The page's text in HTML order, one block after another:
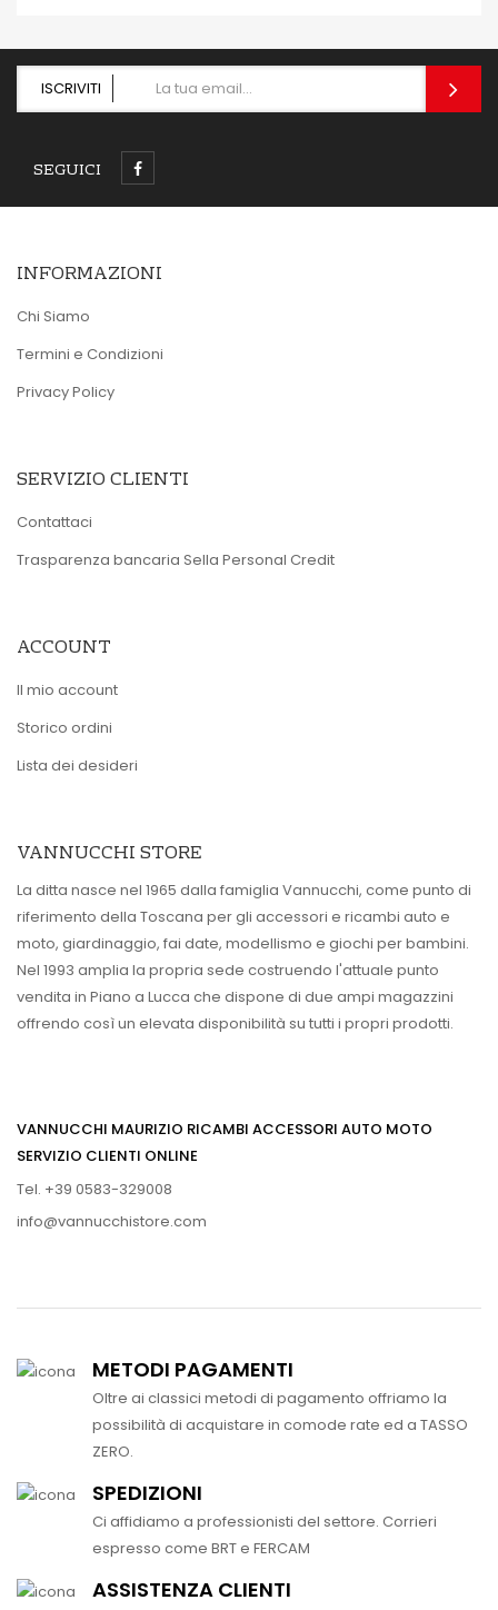
ISCRIVITI
SEGUICI
INFORMAZIONI
Chi Siamo
Termini e Condizioni
Privacy Policy
SERVIZIO CLIENTI
Contattaci
Trasparenza bancaria Sella Personal Credit
ACCOUNT
Il mio account
Storico ordini
Lista dei desideri
VANNUCCHI STORE
La ditta nasce nel 1965 dalla famiglia Vannucchi, come punto di
riferimento della Toscana per gli accessori e ricambi auto e
moto, giardinaggio, fai date, modellismo e giochi per bambini.
Nel 1993 amplia la propria sede costruendo l'attuale punto
vendita in Piano a Lucca che dispone di due ampi magazzini
offrendo così un elevata disponibilità su tutti i propri prodotti.
VANNUCCHI MAURIZIO RICAMBI ACCESSORI AUTO MOTO
SERVIZIO CLIENTI ONLINE
Tel. +39 0583-329008
info@vannucchistore.com
METODI PAGAMENTI
Oltre ai classici metodi di pagamento offriamo la
possibilità di acquistare in comode rate ed a TASSO
ZERO.
SPEDIZIONI
Ci affidiamo a professionisti del settore. Corrieri
espresso come BRT e FERCAM
ASSISTENZA CLIENTI